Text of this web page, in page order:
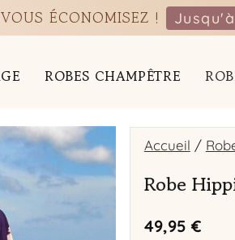
ÉCONOMISEZ !
ROBES CHAMPÊTRE
Accueil /
Robe
49,95 €